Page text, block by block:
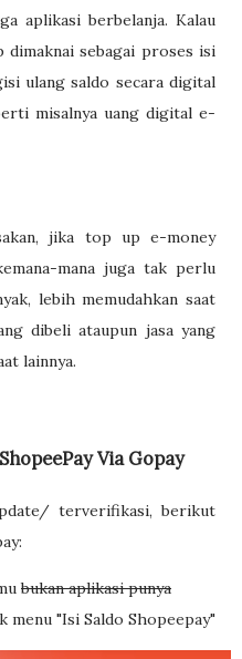
aplikasi berbelanja. Kalau
dimaknai sebagai proses isi
ulang saldo secara digital
misalnya uang digital e-
jika top up e-money
mana juga tak perlu
lebih memudahkan saat
dibeli ataupun jasa yang
lainnya.
Via Gopay
terverifikasi, berikut
bukan aplikasi punya
menu "Isi Saldo Shopeepay"